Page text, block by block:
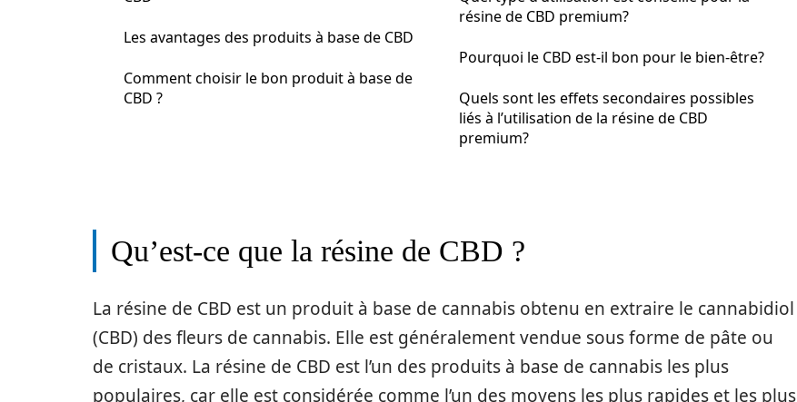
Les avantages des produits à base de CBD
Comment choisir le bon produit à base de
CBD ?
résine de CBD premium?
Pourquoi le CBD est-il bon pour le bien-être?
Quels sont les effets secondaires possibles
liés à l’utilisation de la résine de CBD
premium?
Qu’est-ce que la résine de CBD ?
La résine de CBD est un produit à base de cannabis obtenu en extraire le cannabidiol
(CBD) des fleurs de cannabis. Elle est généralement vendue sous forme de pâte ou
de cristaux. La résine de CBD est l’un des produits à base de cannabis les plus
populaires, car elle est considérée comme l’un des moyens les plus rapides et les plus